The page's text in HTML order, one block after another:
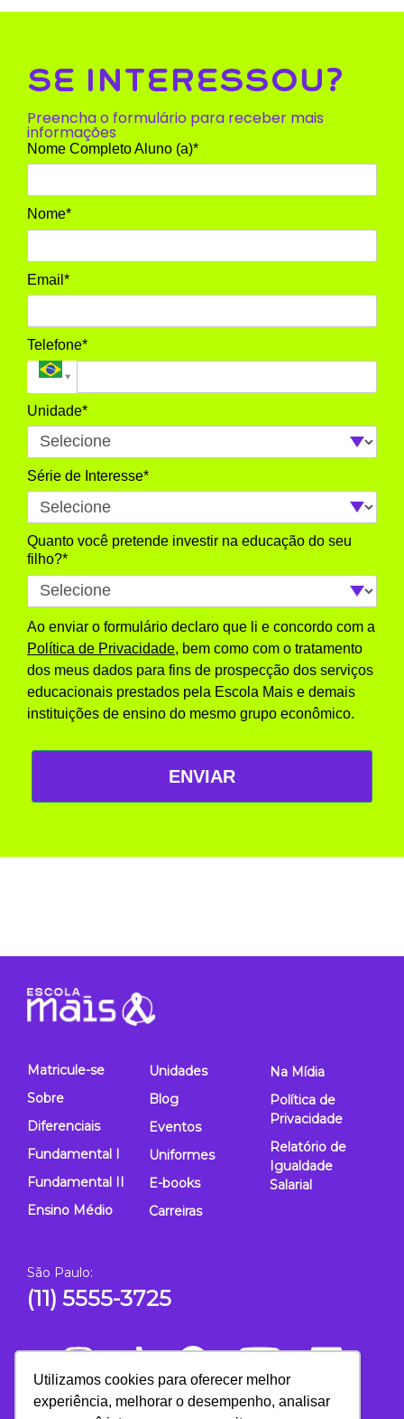
Utilizamos cookies para oferecer melhor
experiência, melhorar o desempenho, analisar
SE INTERESSOU?
Preencha o formulário para receber mais
informações
Nome Completo Aluno (a)*
Nome*
Email*
Telefone*
Unidade*
Série de Interesse*
Quanto você pretende investir na educação do seu
filho?*
Ao enviar o formulário declaro que li e concordo com a
Política de Privacidade, bem como com o tratamento
dos meus dados para fins de prospecção dos serviços
educacionais prestados pela Escola Mais e demais
instituições de ensino do mesmo grupo econômico.
ENVIAR
Matricule-se
Sobre
Diferenciais
Fundamental I
Fundamental II
Ensino Médio
Unidades
Blog
Eventos
Uniformes
E-books
Carreiras
Na Mídia
Política de
Privacidade
Relatório de
Igualdade
Salarial
São Paulo:
(11) 5555-3725